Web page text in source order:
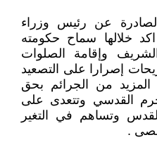
عن رئيس وزراء
اكد خلالها سماح حكومته
وإقامة الصلوات
إصرارا على التصعيد
المزيد من الجرائم بحق
القدسي وتتعدى على
وتساهم في التغير
.